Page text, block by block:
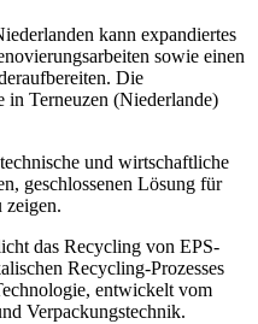
kann expandiertes
sowie einen
Die
Terneuzen (Niederlande)
und wirtschaftliche
geschlossenen Lösung für
zeigen.
das Recycling von EPS-
Recycling-Prozesses
entwickelt vom
Verpackungstechnik.